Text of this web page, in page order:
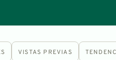
VISTAS PREVIAS